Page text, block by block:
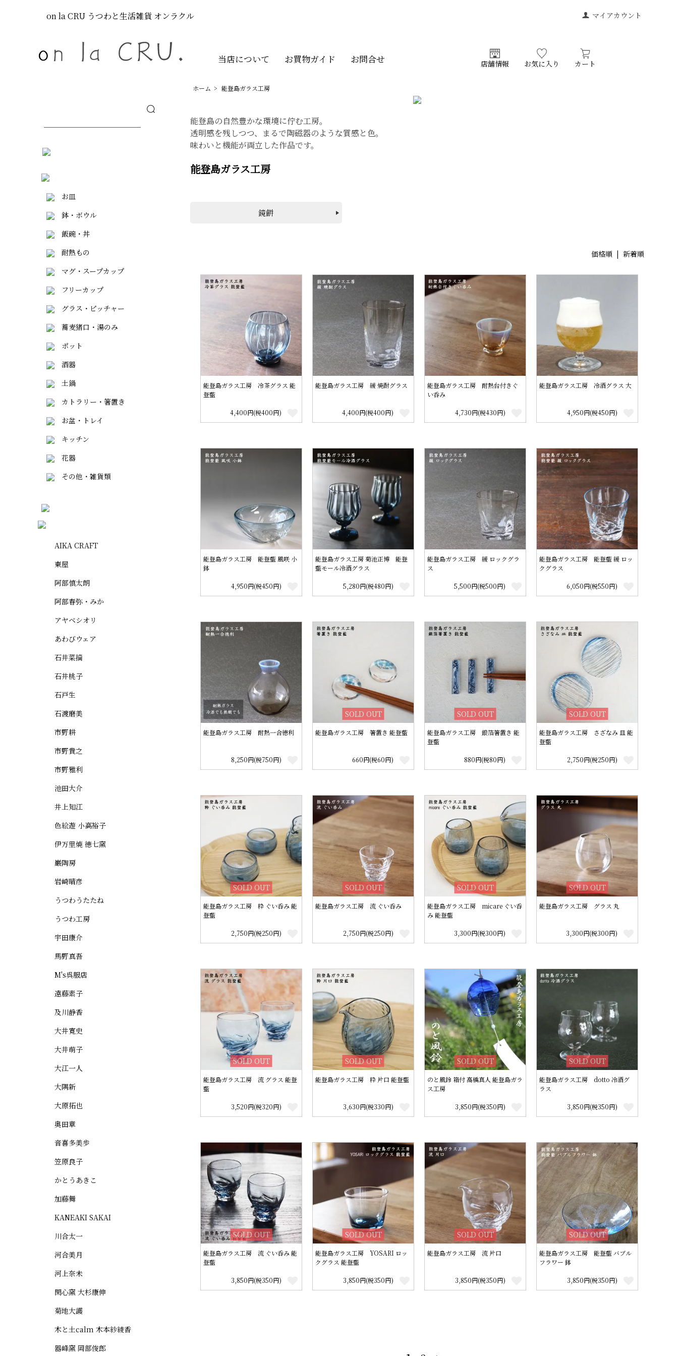
マイアカウント
on la CRU うつわと生活雑貨 オンラクル
当店について お買物ガイド お問合せ 店舗情報 お気に入り カート
ホーム > 能登島ガラス工房
能登島の自然豊かな環境に佇む工房。
透明感を残しつつ、まるで陶磁器のような質感と色。
味わいと機能が両立した作品です。
能登島ガラス工房
鏡餅
価格順 | 新着順
能登島ガラス工房 冷茶グラス 能
登藍
4,400円(税400円)
能登島ガラス工房 緩 焼酎グラス
4,400円(税400円)
能登島ガラス工房 耐熱台付きぐ
い呑み
4,730円(税430円)
能登島ガラス工房 冷酒グラス 大
4,950円(税450円)
能登島ガラス工房 能登藍 風咲 小
鉢
4,950円(税450円)
能登島ガラス工房 菊池正博 能登
藍モール冷酒グラス
5,280円(税480円)
能登島ガラス工房 緩 ロックグラ
ス
5,500円(税500円)
能登島ガラス工房 能登藍 緩 ロッ
クグラス
6,050円(税550円)
能登島ガラス工房 耐熱一合徳利
8,250円(税750円)
SOLD OUT
能登島ガラス工房 箸置き 能登藍
660円(税60円)
SOLD OUT
能登島ガラス工房 銀箔箸置き 能
登藍
880円(税80円)
SOLD OUT
能登島ガラス工房 さざなみ 皿 能
登藍
2,750円(税250円)
SOLD OUT
能登島ガラス工房 粋 ぐい呑み 能
登藍
2,750円(税250円)
SOLD OUT
能登島ガラス工房 流 ぐい呑み
2,750円(税250円)
SOLD OUT
能登島ガラス工房 micare ぐい呑
み 能登藍
3,300円(税300円)
SOLD OUT
能登島ガラス工房 グラス 丸
3,300円(税300円)
SOLD OUT
能登島ガラス工房 流 グラス 能登
藍
3,520円(税320円)
SOLD OUT
能登島ガラス工房 粋 片口 能登藍
3,630円(税330円)
SOLD OUT
のと風鈴 箱付 高橋真人 能登島ガラ
ス工房
3,850円(税350円)
SOLD OUT
能登島ガラス工房 dotto 冷酒グ
ラス
3,850円(税350円)
SOLD OUT
能登島ガラス工房 流 ぐい呑み 能
登藍
3,850円(税350円)
SOLD OUT
能登島ガラス工房 YOSARI ロッ
クグラス 能登藍
3,850円(税350円)
SOLD OUT
能登島ガラス工房 流 片口
3,850円(税350円)
SOLD OUT
能登島ガラス工房 能登藍 バブル
フラワー 鉢
3,850円(税350円)
お皿
鉢・ボウル
飯碗・丼
耐熱もの
マグ・スープカップ
フリーカップ
グラス・ピッチャー
蕎麦猪口・湯のみ
ポット
酒器
土鍋
カトラリー・箸置き
お盆・トレイ
キッチン
花器
その他・雑貨類
AIKA CRAFT
東屋
阿部慎太朗
阿部春弥・みか
アヤベシオリ
あわびウェア
石井菜摘
石井桃子
石戸生
石渡磨美
市野耕
市野貴之
市野雅利
池田大介
井上知江
色絵遊 小高裕子
伊万里焼 徳七窯
巌陶房
岩崎晴彦
うつわうたたね
うつわ工房
宇田康介
馬野真吾
M's呉服店
遠藤素子
及川静香
大井寛史
大井萌子
大江一人
大隅新
大原拓也
奥田章
音喜多美歩
笠原良子
かとうあきこ
加藤舞
KANEAKI SAKAI
川合太一
河合美月
河上奈未
閑心窯 大杉康伸
菊地大護
木と土calm 木本紗綾香
器峰窯 岡部俊郎